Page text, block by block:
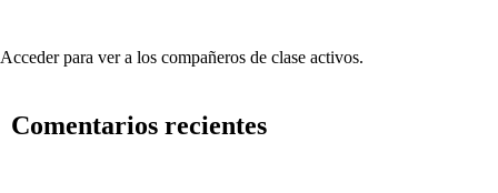
Acceder para ver a los compañeros de clase activos.
Comentarios recientes